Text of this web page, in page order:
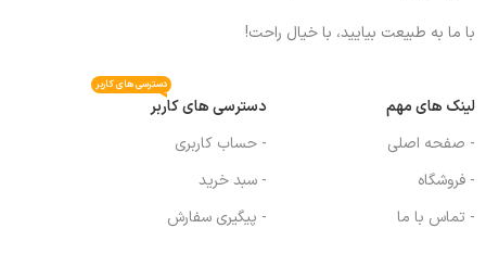
با ما به طبیعت بیایید، با خیال راحت!
لینک های مهم
- صفحه اصلی
- فروشگاه
- تماس با ما
دسترسی های کاربر
دسترسی های کاربر
- حساب کاربری
- سبد خرید
- پیگیری سفارش